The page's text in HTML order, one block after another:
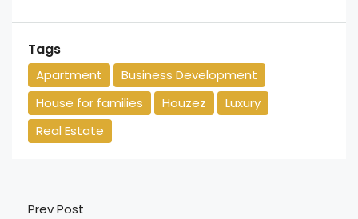
Tags
Apartment
Business Development
House for families
Houzez
Luxury
Real Estate
Prev Post